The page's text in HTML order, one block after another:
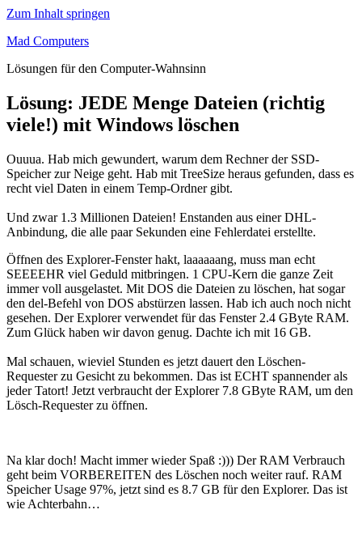
Zum Inhalt springen
Mad Computers
Lösungen für den Computer-Wahnsinn
Lösung: JEDE Menge Dateien (richtig
viele!) mit Windows löschen
Ouuua. Hab mich gewundert, warum dem Rechner der SSD-
Speicher zur Neige geht. Hab mit TreeSize heraus gefunden, dass es
recht viel Daten in einem Temp-Ordner gibt.
Und zwar 1.3 Millionen Dateien! Enstanden aus einer DHL-
Anbindung, die alle paar Sekunden eine Fehlerdatei erstellte.
Öffnen des Explorer-Fenster hakt, laaaaaang, muss man echt
SEEEEHR viel Geduld mitbringen. 1 CPU-Kern die ganze Zeit
immer voll ausgelastet. Mit DOS die Dateien zu löschen, hat sogar
den del-Befehl von DOS abstürzen lassen. Hab ich auch noch nicht
gesehen. Der Explorer verwendet für das Fenster 2.4 GByte RAM.
Zum Glück haben wir davon genug. Dachte ich mit 16 GB.
Mal schauen, wieviel Stunden es jetzt dauert den Löschen-
Requester zu Gesicht zu bekommen. Das ist ECHT spannender als
jeder Tatort! Jetzt verbraucht der Explorer 7.8 GByte RAM, um den
Lösch-Requester zu öffnen.
Na klar doch! Macht immer wieder Spaß :))) Der RAM Verbrauch
geht beim VORBEREITEN des Löschen noch weiter rauf. RAM
Speicher Usage 97%, jetzt sind es 8.7 GB für den Explorer. Das ist
wie Achterbahn…